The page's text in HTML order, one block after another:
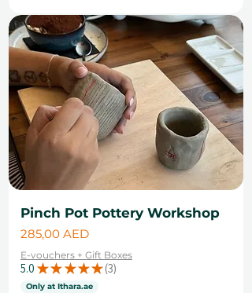
Pinch Pot Pottery Workshop
Cena
285,00 AED
E-vouchers + Gift Boxes
5.0 ★ ★ ★ ★ ★ 3
3
Only at Ithara.ae